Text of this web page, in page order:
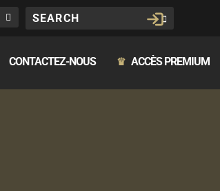
CONTACTEZ-NOUS ♛ ACCÈS PREMIUM